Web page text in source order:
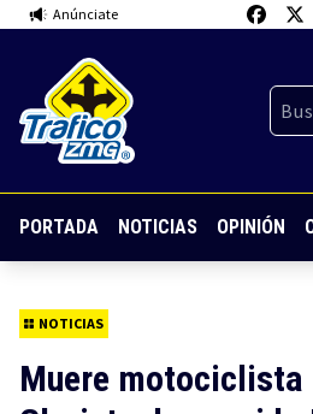
Anúnciate
PORTADA NOTICIAS OPINIÓN
NOTICIAS
Muere motociclista